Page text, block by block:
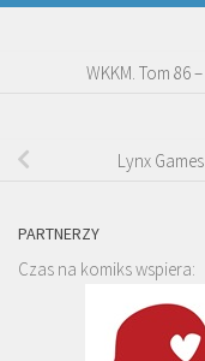
WKKM. Tom 86
Lynx
PARTNERZY
Czas na komiks wspiera: